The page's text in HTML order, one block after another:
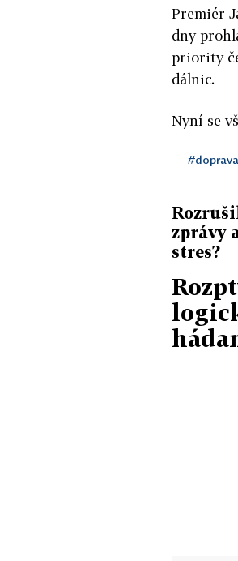
Premiér
dny
priority
dálnic.
Nyní se
zprávy
stres?